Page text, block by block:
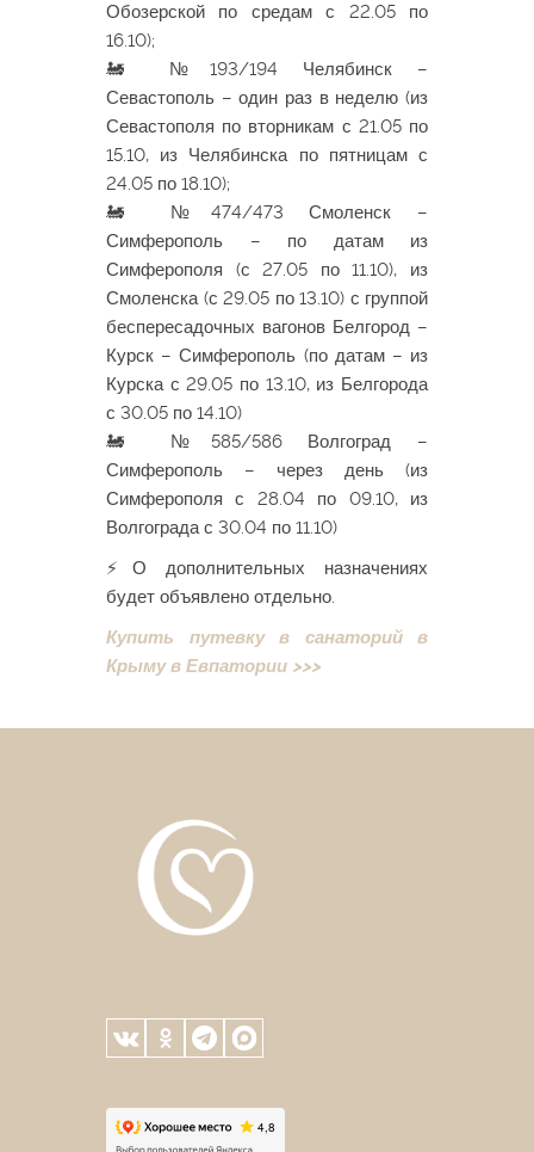
Обозерской по средам с 22.05 по
16.10);
🚂 №193/194 Челябинск –
Севастополь – один раз в неделю (из
Севастополя по вторникам с 21.05 по
15.10, из Челябинска по пятницам с
24.05 по 18.10);
🚂 №474/473 Смоленск –
Симферополь – по датам из
Симферополя (с 27.05 по 11.10), из
Смоленска (с 29.05 по 13.10) с группой
беспересадочных вагонов Белгород –
Курск – Симферополь (по датам – из
Курска с 29.05 по 13.10, из Белгорода
с 30.05 по 14.10)
🚂 №585/586 Волгоград –
Симферополь – через день (из
Симферополя с 28.04 по 09.10, из
Волгограда с 30.04 по 11.10)
⚡️О дополнительных назначениях
будет объявлено отдельно.
Купить путевку в санаторий в
Крыму в Евпатории >>>